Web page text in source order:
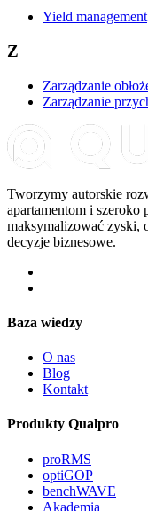
Yield management
Z
Zarządzanie
Zarządzanie
Tworzymy autorskie
apartamentom i
maksymalizować zyski,
decyzje biznesowe.
Baza wiedzy
O nas
Blog
Kontakt
Produkty Qualpro
proRMS
optiGOP
benchWAVE
Akademia